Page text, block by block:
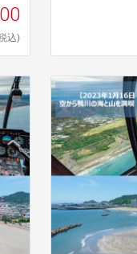
込)